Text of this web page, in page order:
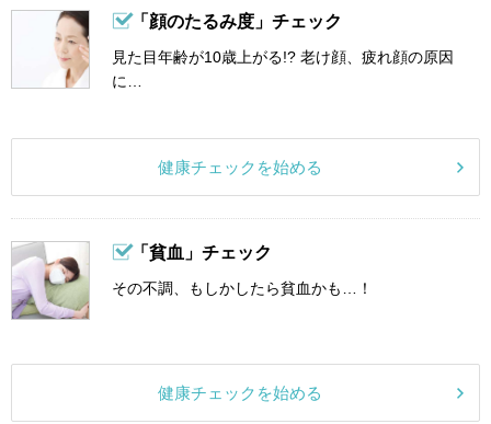
「顔のたるみ度」チェック
見た目年齢が10歳上がる!? 老け顔、疲れ顔の原因
に…
健康チェックを始める
「貧血」チェック
その不調、もしかしたら貧血かも…！
健康チェックを始める